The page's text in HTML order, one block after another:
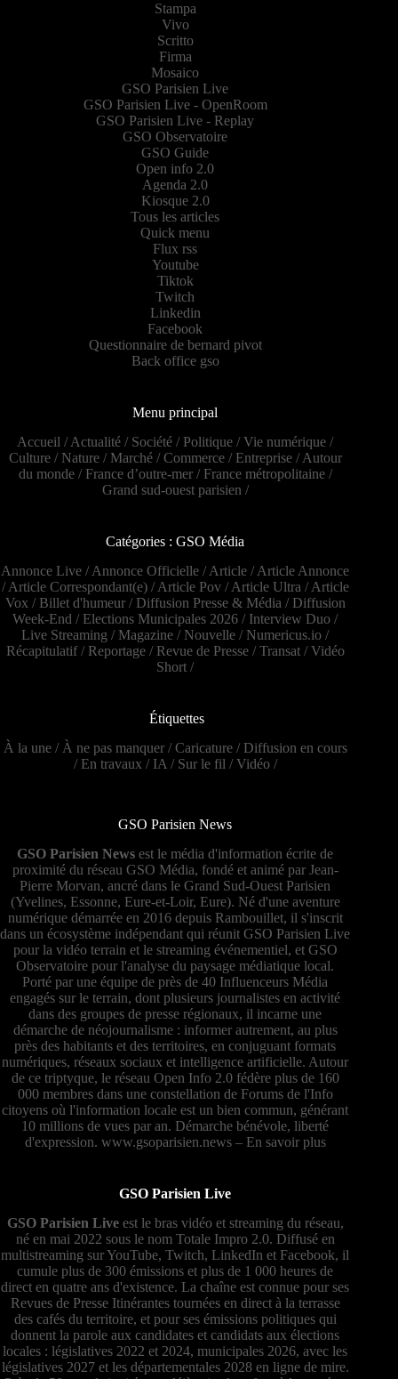
Stampa
Vivo
Scritto
Firma
Mosaico
GSO Parisien Live
GSO Parisien Live - OpenRoom
GSO Parisien Live - Replay
GSO Observatoire
GSO Guide
Open info 2.0
Agenda 2.0
Kiosque 2.0
Tous les articles
Quick menu
Flux rss
Youtube
Tiktok
Twitch
Linkedin
Facebook
Questionnaire de bernard pivot
Back office gso
Menu principal
Accueil /Actualité / Société / Politique /Vie numérique /
Culture/ Nature/ Marché/Commerce/ Entreprise/Autour
du monde/ France d’outre-mer/ France métropolitaine/
Grand sud-ouest parisien /
Catégories : GSO Média
Annonce Live /Annonce Officielle /Article /Article Annonce
/Article Correspondant(e)/Article Pov/Article Ultra /Article
Vox / Billet d'humeur/ Diffusion Presse & Média / Diffusion
Week-End / Elections Municipales 2026 / Interview Duo /
Live Streaming / Magazine / Nouvelle / Numericus.io /
Récapitulatif/ Reportage/ Revue de Presse/Transat/Vidéo
Short /
Étiquettes
À la une/ À ne pas manquer/Caricature/ Diffusion en cours
/ En travaux / IA / Sur le fil /Vidéo/
GSO Parisien News
GSO Parisien News est le média d'information écrite de
proximité du réseau GSO Média, fondé et animé par Jean-
Pierre Morvan, ancré dans le Grand Sud-Ouest Parisien
(Yvelines, Essonne, Eure-et-Loir, Eure). Né d'une aventure
numérique démarrée en 2016 depuis Rambouillet, il s'inscrit
dans un écosystème indépendant qui réunit GSO Parisien Live
pour la vidéo terrain et le streaming événementiel, et GSO
Observatoire pour l'analyse du paysage médiatique local.
Porté par une équipe de près de 40 Influenceurs Média
engagés sur le terrain, dont plusieurs journalistes en activité
dans des groupes de presse régionaux, il incarne une
démarche de néojournalisme : informer autrement, au plus
près des habitants et des territoires, en conjuguant formats
numériques, réseaux sociaux et intelligence artificielle. Autour
de ce triptyque, le réseau Open Info 2.0 fédère plus de 160
000 membres dans une constellation de Forums de l'Info
citoyens où l'information locale est un bien commun, générant
10 millions de vues par an. Démarche bénévole, liberté
d'expression. www.gsoparisien.news– En savoir plus
GSO Parisien Live
GSO Parisien Liveest le bras vidéo et streaming du réseau,
né en mai 2022 sous le nom Totale Impro 2.0. Diffusé en
multistreaming sur YouTube, Twitch, LinkedIn et Facebook, il
cumule plus de 300 émissions et plus de 1 000 heures de
direct en quatre ans d'existence. La chaîne est connue pour ses
Revues de Presse Itinérantes tournées en direct à la terrasse
des cafés du territoire, et pour ses émissions politiques qui
donnent la parole aux candidates et candidats aux élections
locales : législatives 2022 et 2024, municipales 2026, avec les
législatives 2027 et les départementales 2028 en ligne de mire.